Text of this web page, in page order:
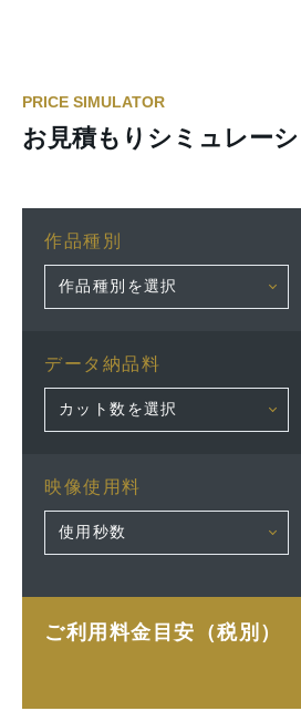
PRICE SIMULATOR
お見積もりシミュレー
作品種別
データ納品料
映像使用料
ご利用料金目安（税別）